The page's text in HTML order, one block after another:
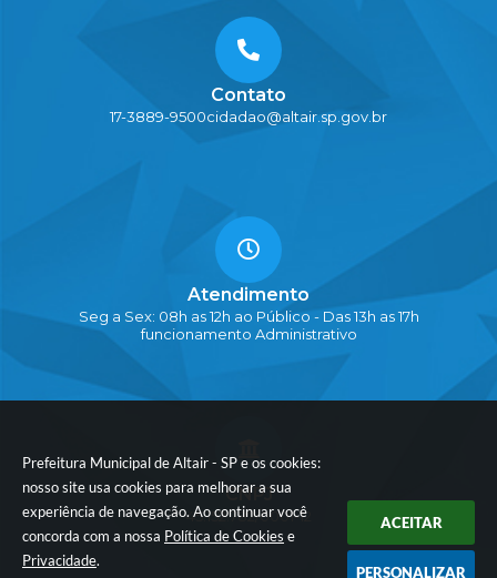
Prefeitura Municipal de Altair - SP e os cookies:
nosso site usa cookies para melhorar a sua
experiência de navegação. Ao continuar você
concorda com a nossa Política de Cookies e
Privacidade.
ACEITAR
PERSONALIZAR
Contato
17-3889-9500cidadao@altair.sp.gov.br
Atendimento
Seg a Sex: 08h as 12h ao Público - Das 13h as 17h
funcionamento Administrativo
CNPJ
45.152.782/0001-12